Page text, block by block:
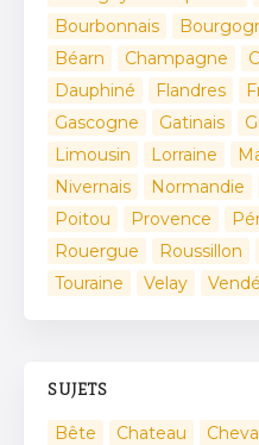
Bourbonnais
Béarn
Champagne
Dauphiné
Flandres
Gascogne
Gatinais
Limousin
Lorraine
Nivernais
Normandie
Poitou
Provence
Rouergue
Roussillon
Touraine
Velay
SUJETS
Bête Chateau